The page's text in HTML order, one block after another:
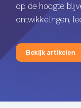
op de hoogte
ontwikkelingen,
Bekijk artikelen